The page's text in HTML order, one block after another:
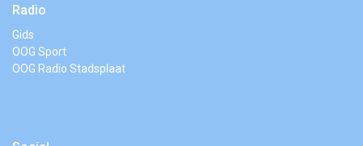
Radio
Gids
OOG Sport
OOG Radio Stadsplaat